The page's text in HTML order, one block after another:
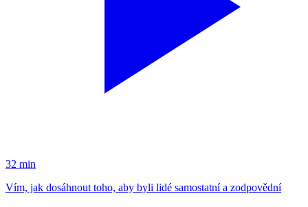
32 min
Vím, jak dosáhnout toho, aby byli lidé samostatní a zodpovědní